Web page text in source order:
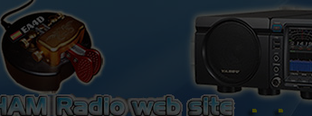
EA4D.es